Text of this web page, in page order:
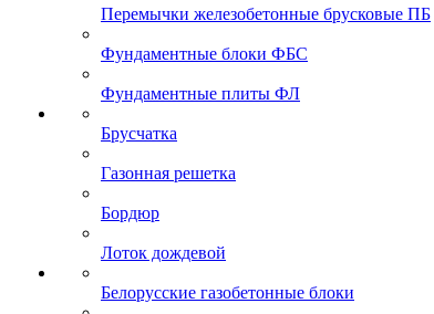
Перемычки железобетонные брусковые ПБ
Фундаментные блоки ФБС
Фундаментные плиты ФЛ
Брусчатка
Газонная решетка
Бордюр
Лоток дождевой
Белорусские газобетонные блоки